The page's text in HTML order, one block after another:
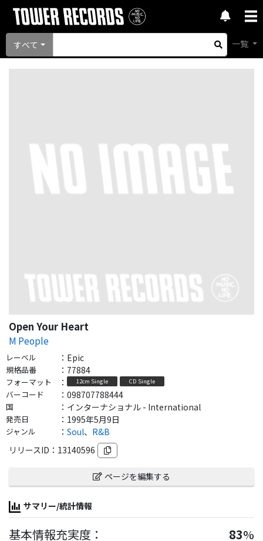
すべて 一覧
Open Your Heart
M People
レーベル ： Epic
規格品番 ： 77884
フォーマット ： 12cm Single CD Single
バーコード ： 098707788444
国 ： インターナショナル - International
発売日 ： 1995年5月9日
ジャンル ： Soul、 R&B
リリースID： 13140596
ページを編集する
サマリー/統計情報
基本情報充実度： 83%